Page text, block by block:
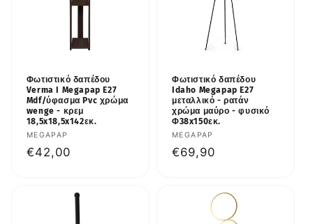
Φωτιστικό δαπέδου
Verma I Megapap E27
Mdf/ύφασμα Pvc χρώμα
wenge - κρεμ
18,5x18,5x142εκ.
Προμηθευτής:
MEGAPAP
Κανονική
€42,00
Φωτιστικό δαπέδου
Idaho Megapap E27
μεταλλικό - ρατάν
χρώμα μαύρο - φυσικό
Φ38x150εκ.
Προμηθευτής:
MEGAPAP
Κανονική
€69,90